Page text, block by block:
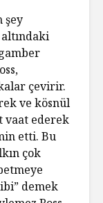
şey
çevirir.
ve kösnül
vaat ederek
etti. Bu
çok
demek